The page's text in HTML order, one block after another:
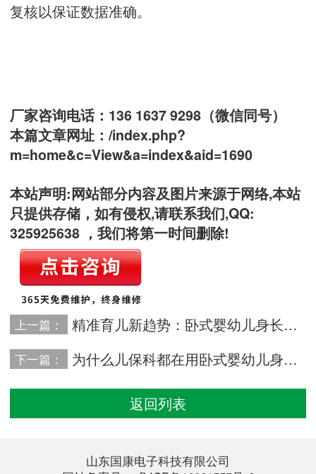
复核以保证数据准确。
厂家咨询电话：136 1637 9298（微信同号）
本篇文章网址： /index.php?
m=home&c=View&a=index&aid=1690
本站声明:网站部分内容及图片来源于网络,本站
只提供存储，如有侵权,请联系我们,QQ:
325925638 ，我们将第一时间删除!
上一篇： 精准育儿新趋势：卧式婴幼儿身长体重测量仪的市场洞察
下一篇： 为什么儿保科都在用卧式婴幼儿身长体重测量仪？优势一目了然
返回列表
山东国康电子科技有限公司